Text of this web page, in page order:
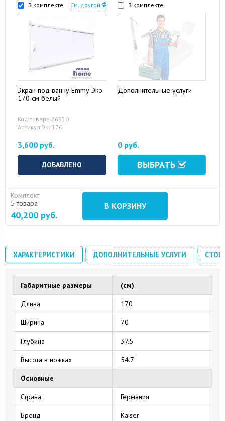
15 August 2024 10 September 2024
В комплекте См. другой
Экран под ванну Emmy Эко
170 см белый
Код товара:26620
Артикул:Эко170
3,600 руб.
ДОБАВЛЕНО
В комплекте
Дополнительные услуги
0 руб.
ВЫБРАТЬ
Комплект:
5 товара
40,200 руб.
В КОРЗИНУ
ХАРАКТЕРИСТИКИ ДОПОЛНИТЕЛЬНЫЕ УСЛУГИ
Габаритные размеры (см)
Длина 170
Ширина 70
Глубина 37.5
Высота в ножках 54.7
Основные
Страна Германия
Бренд Kaiser